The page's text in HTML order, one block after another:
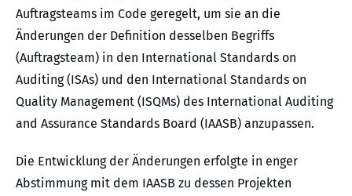
Auftragsteams im Code geregelt, um sie an die
Änderungen der Definition desselben Begriffs
(Auftragsteam) in den International Standards on
Auditing (ISAs) und den International Standards on
Quality Management (ISQMs) des International Auditing
and Assurance Standards Board (IAASB) anzupassen.
Die Entwicklung der Änderungen erfolgte in enger
Abstimmung mit dem IAASB zu dessen Projekten